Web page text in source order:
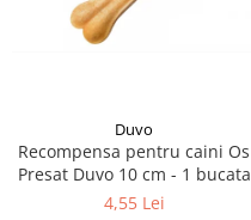
Duvo
Recompensa pentru caini Os
Presat Duvo 10 cm - 1 bucata
4,55 Lei